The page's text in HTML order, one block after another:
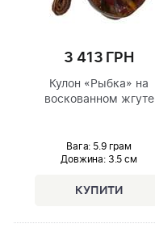
3 413 ГРН
Кулон «Рыбка» на
воскованном жгуте
Вага: 5.9 грам
Довжина:3.5 см